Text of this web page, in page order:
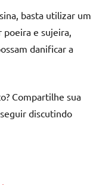
basta utilizar um
e sujeira,
danificar a
Compartilhe sua
discutindo